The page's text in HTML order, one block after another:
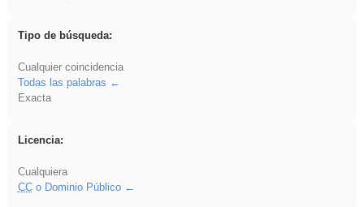
Tipo de búsqueda:
Cualquier coincidencia
Todas las palabras
Exacta
Licencia:
Cualquiera
CCo Dominio Público